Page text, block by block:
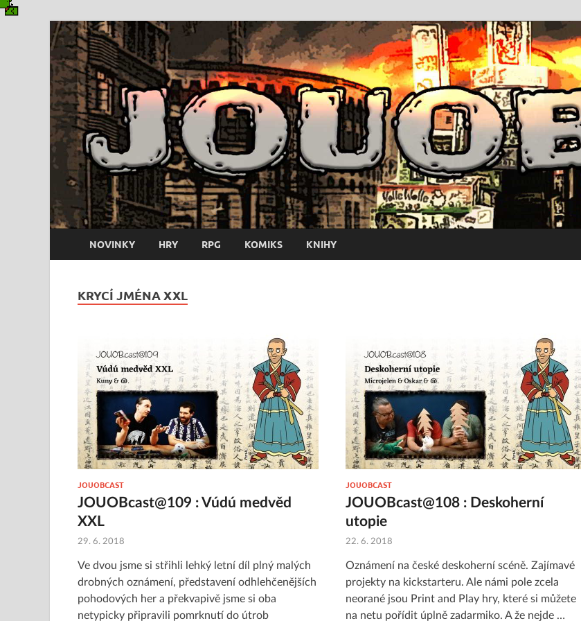
NOVINKY HRY RPG KOMIKS KNIHY
KRYCÍ JMÉNA XXL
JOUOBCAST
JOUOBcast@109 : Vúdú medvěd
XXL
29. 6. 2018
Ve dvou jsme si střihli lehký letní díl plný malých
drobných oznámení, představení odhlehčenějších
pohodových her a překvapivě jsme si oba
netypicky připravili pomrknutí do útrob
JOUOBCAST
JOUOBcast@108 : Deskoherní
utopie
22. 6. 2018
Oznámení na české deskoherní scéně. Zajímavé
projekty na kickstarteru. Ale námi pole zcela
neorané jsou Print and Play hry, které si můžete
na netu pořídit úplně zadarmiko. A že nejde …